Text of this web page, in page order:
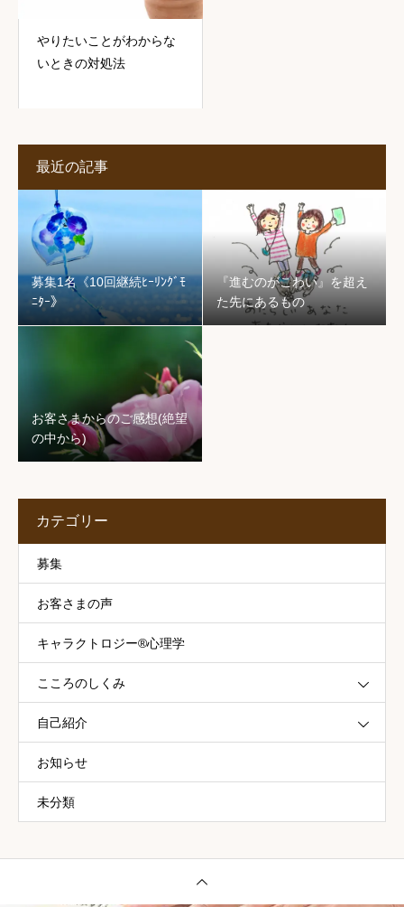
やりたいことがわからな
いときの対処法
最近の記事
募集1名《10回継続ﾋｰﾘﾝｸﾞﾓ
ﾆﾀｰ》
『進むのがこわい』を超え
た先にあるもの
お客さまからのご感想(絶望
の中から)
カテゴリー
募集
お客さまの声
キャラクトロジー®心理学
こころのしくみ
自己紹介
お知らせ
未分類